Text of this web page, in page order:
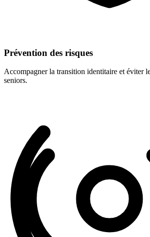
Prévention des risques
Accompagner la transition identitaire et éviter
seniors.